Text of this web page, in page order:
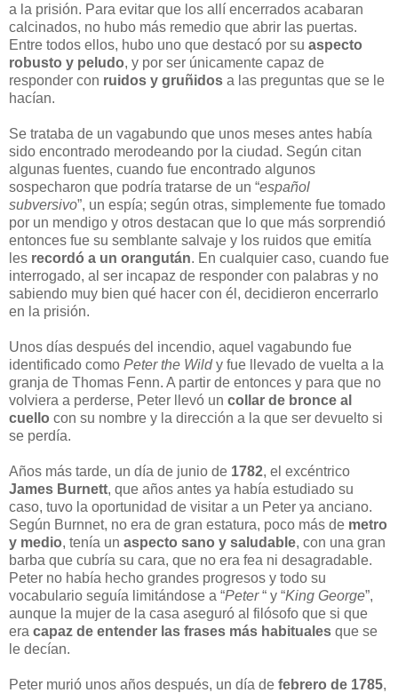
a la prisión. Para evitar que los allí encerrados acabaran
calcinados, no hubo más remedio que abrir las puertas.
Entre todos ellos, hubo uno que destacó por su aspecto
robusto y peludo, y por ser únicamente capaz de
responder con ruidos y gruñidos a las preguntas que se le
hacían.
Se trataba de un vagabundo que unos meses antes había
sido encontrado merodeando por la ciudad. Según citan
algunas fuentes, cuando fue encontrado algunos
sospecharon que podría tratarse de un “español
subversivo”, un espía; según otras, simplemente fue tomado
por un mendigo y otros destacan que lo que más sorprendió
entonces fue su semblante salvaje y los ruidos que emitía
les recordó a un orangután. En cualquier caso, cuando fue
interrogado, al ser incapaz de responder con palabras y no
sabiendo muy bien qué hacer con él, decidieron encerrarlo
en la prisión.
Unos días después del incendio, aquel vagabundo fue
identificado como Peter the Wildy fue llevado de vuelta a la
granja de Thomas Fenn. A partir de entonces y para que no
volviera a perderse, Peter llevó un collar de bronce al
cuello con su nombre y la dirección a la que ser devuelto si
se perdía.
Años más tarde, un día de junio de 1782, el excéntrico
James Burnett, que años antes ya había estudiado su
caso, tuvo la oportunidad de visitar a un Peter ya anciano.
Según Burnnet, no era de gran estatura, poco más de metro
y medio, tenía un aspecto sano y saludable, con una gran
barba que cubría su cara, que no era fea ni desagradable.
Peter no había hecho grandes progresos y todo su
vocabulario seguía limitándose a “Peter“ y “King George”,
aunque la mujer de la casa aseguró al filósofo que si que
era capaz de entender las frases más habituales que se
le decían.
Peter murió unos años después, un día de febrero de 1785,